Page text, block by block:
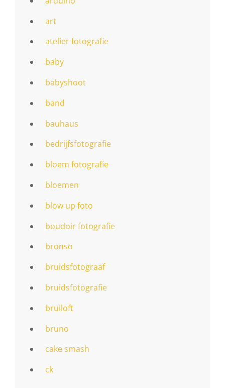
art
atelier fotografie
baby
babyshoot
band
bauhaus
bedrijfsfotografie
bloem fotografie
bloemen
blow up foto
boudoir fotografie
bronso
bruidsfotograaf
bruidsfotografie
bruiloft
bruno
cake smash
ck